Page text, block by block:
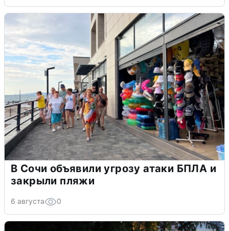
В Сочи объявили угрозу атаки БПЛА и
закрыли пляжи
6 августа 0